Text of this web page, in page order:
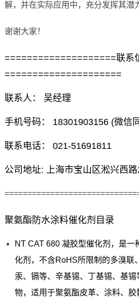
解，并在实际应用中，充分发挥其潜
谢谢大家！
====================联系
=====================
联系人： 吴经理
手机号码： 18301903156 (微信
联系电话： 021-51691811
公司地址: 上海市宝山区淞兴西
聚氨酯防水涂料催化剂目录
NT CAT 680 凝胶型催化剂，是一
化剂，不含RoHS所限制的多溴联
汞、镉等、辛基锡、丁基锡、基
物，适用于聚氨酯皮革、涂料、胶